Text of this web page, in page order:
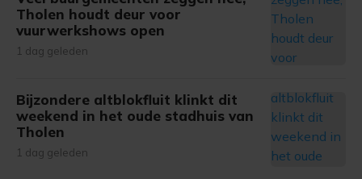
Tholen houdt deur voor
vuurwerkshows open
1 dag geleden
Bijzondere altblokfluit klinkt dit
weekend in het oude stadhuis van
Tholen
1 dag geleden